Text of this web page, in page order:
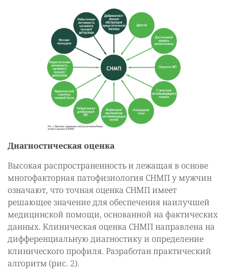
Диагностическая оценка
Высокая распространенность и лежащая в основе
многофакторная патофизиология СНМП у мужчин
означают, что точная оценка СНМП имеет
решающее значение для обеспечения наилучшей
медицинской помощи, основанной на фактических
данных. Клиническая оценка СНМП направлена на
дифференциальную диагностику и определение
клинического профиля. Разработан практический
алгоритм (рис. 2).